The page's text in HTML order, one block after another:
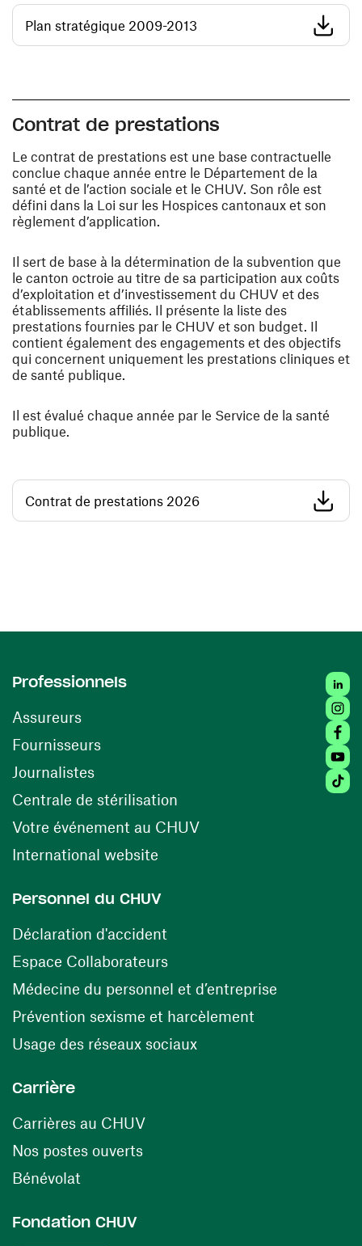
Plan stratégique 2009-2013 (opens in a new window)
Contrat de prestations
Le contrat de prestations est une base contractuelle
conclue chaque année entre le Département de la
santé et de l’action sociale et le CHUV. Son rôle est
défini dans la Loi sur les Hospices cantonaux et son
règlement d’application.
Il sert de base à la détermination de la subvention que
le canton octroie au titre de sa participation aux coûts
d’exploitation et d’investissement du CHUV et des
établissements affiliés. Il présente la liste des
prestations fournies par le CHUV et son budget. Il
contient également des engagements et des objectifs
qui concernent uniquement les prestations cliniques et
de santé publique.
Il est évalué chaque année par le Service de la santé
publique.
Contrat de prestations 2026(opens in a new window)
Professionnels
Assureurs
Fournisseurs(opens in a new window)
Journalistes
Centrale de stérilisation (opens in a new window)
Votre événement au CHUV(opens in a new
International website
Personnel du CHUV
Déclaration d'accident
Espace Collaborateurs(opens in a new window)
Médecine du personnel et d’entreprise
Prévention sexisme et harcèlement
Usage des réseaux sociaux(opens in a new
Carrière
Carrières au CHUV(opens in a new window)
Nos postes ouverts(opens in a new window)
Bénévolat
Fondation CHUV